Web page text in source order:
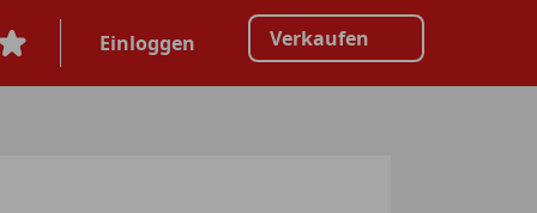
Einloggen Verkaufen